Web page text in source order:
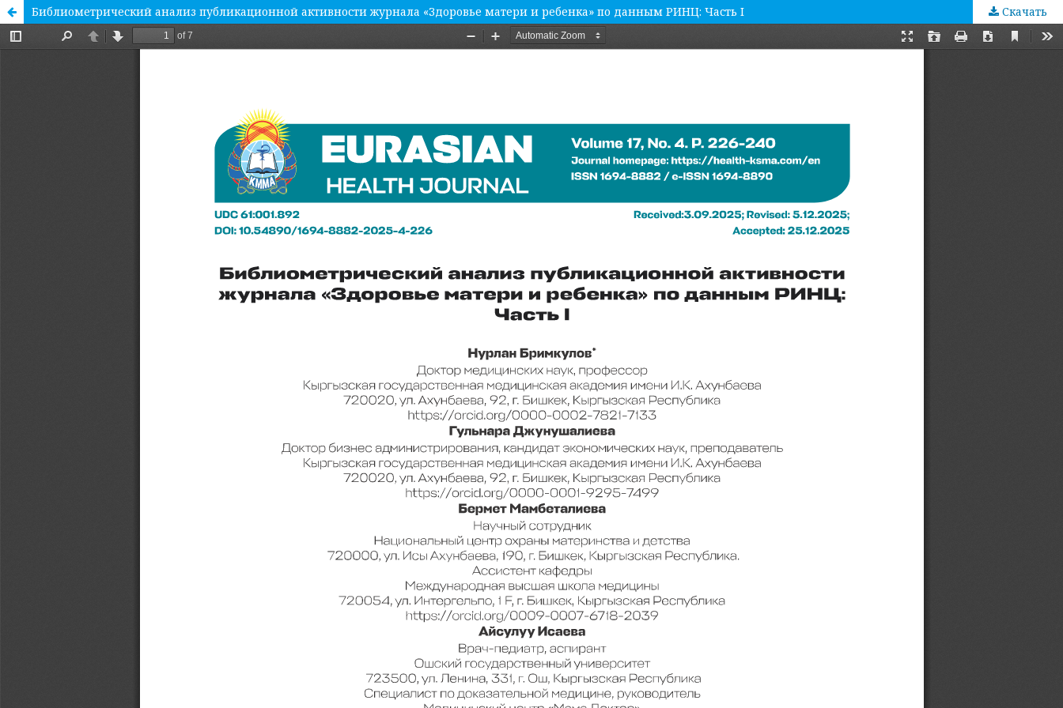
Библиометрический анализ публикационной активности журнала «Здоровье матери и ребенка» по данным РИНЦ: Часть I Скачать